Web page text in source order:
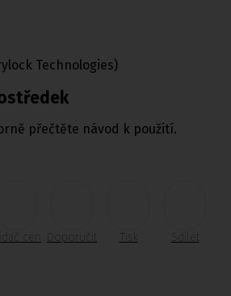
Technologies)
přečtěte návod k použití.
Doporučit Tisk Sdílet